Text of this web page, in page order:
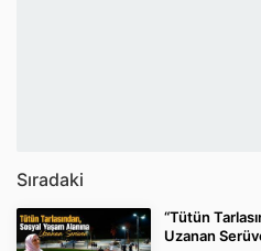
Sıradaki
“Tütün
Uzanan